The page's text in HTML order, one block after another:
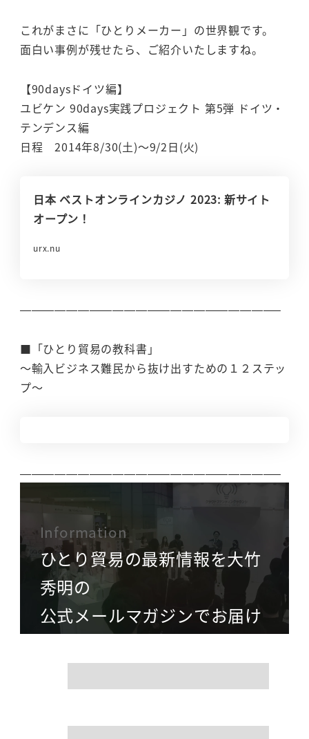
これがまさに「ひとりメーカー」の世界観です。
面白い事例が残せたら、ご紹介いたしますね。
【90daysドイツ編】
ユビケン 90days実践プロジェクト 第5弾 ドイツ・
テンデンス編
日程 2014年8/30(土)～9/2日(火)
日本 ベストオンラインカジノ 2023: 新サイト
オープン！
urx.nu
——————————————————————–
■「ひとり貿易の教科書」
～輸入ビジネス難民から抜け出すための１２ステッ
プ～
——————————————————————–
Information
ひとり貿易の最新情報を大竹
秀明の
公式メールマガジンでお届け